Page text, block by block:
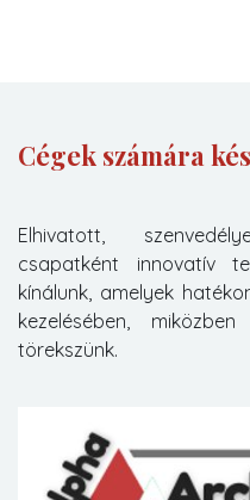
Cégek számára
Elhivatott,
csapatként innovatív
kínálunk, amelyek
kezelésében,
törekszünk.